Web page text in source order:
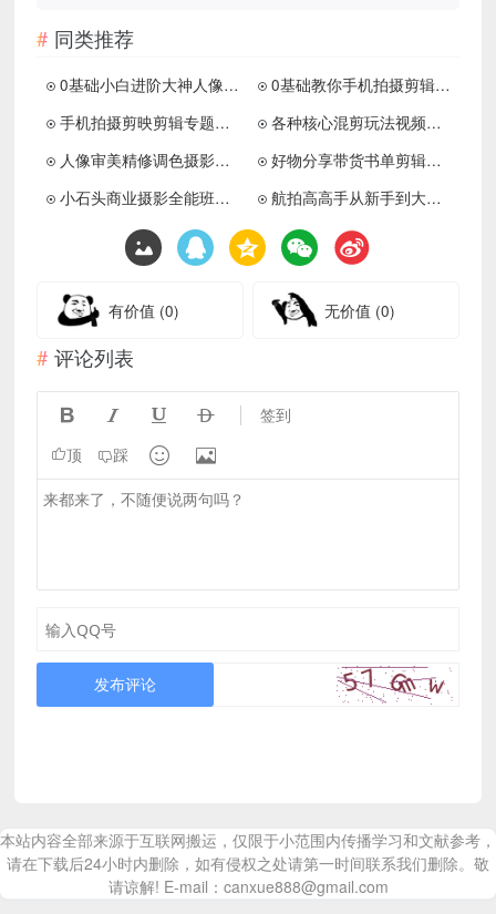
同类推荐
0基础小白进阶大神人像摄影课
0基础教你手机拍摄剪辑变现课
手机拍摄剪映剪辑专题视频课
各种核心混剪玩法视频课程合集
人像审美精修调色摄影线上课
好物分享带货书单剪辑技巧
小石头商业摄影全能班视频课程
航拍高高手从新手到大师跟我学航拍
有价值 (0) 无价值 (0)
评论列表
    签到
顶 踩  
发布评论
本站内容全部来源于互联网搬运，仅限于小范围内传播学习和文献参考，
请在下载后24小时内删除，如有侵权之处请第一时间联系我们删除。敬
请谅解! E-mail：canxue888@gmail.com